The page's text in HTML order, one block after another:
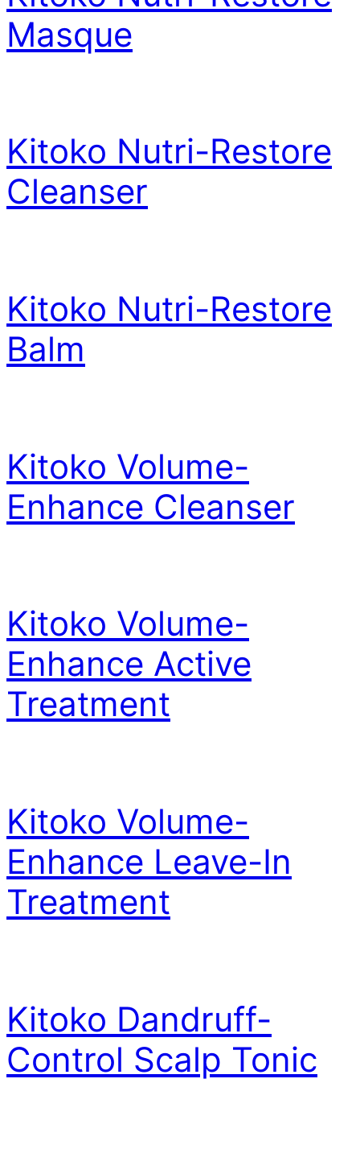
Masque
Kitoko Nutri-Restore
Cleanser
Kitoko Nutri-Restore
Balm
Kitoko Volume-
Enhance Cleanser
Kitoko Volume-
Enhance Active
Treatment
Kitoko Volume-
Enhance Leave-In
Treatment
Kitoko Dandruff-
Control Scalp Tonic